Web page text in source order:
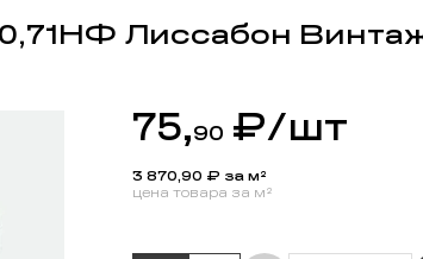
Лиссабон
75,90 ₽/шт
3 870,90 ₽ за м²
цена товара за м²